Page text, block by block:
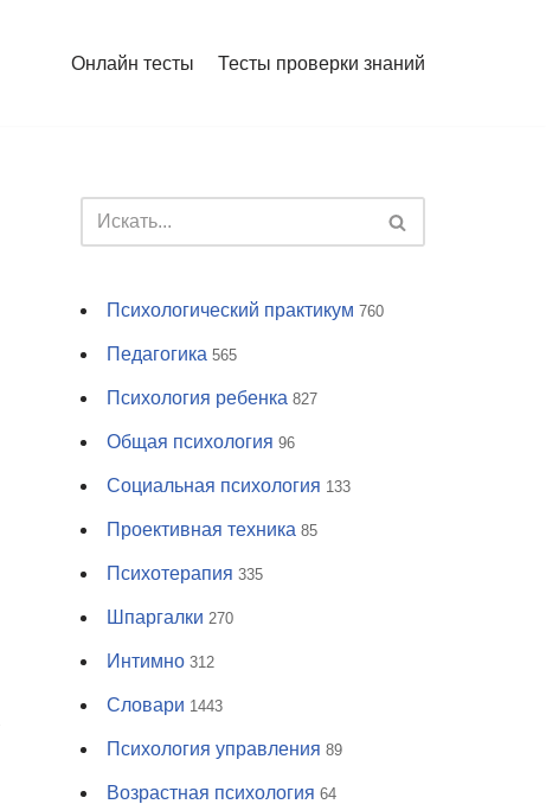
Онлайн тесты Тесты проверки знаний
Психологический практикум 760
Педагогика 565
Психология ребенка 827
Общая психология 96
Социальная психология 133
Проективная техника 85
Психотерапия 335
Шпаргалки 270
Интимно 312
Словари 1443
Психология управления 89
Возрастная психология 64